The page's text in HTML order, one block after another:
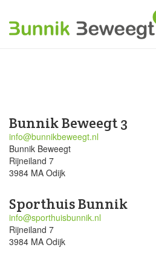
Bunnik Beweegt 3
info@bunnikbeweegt.nl
Bunnik Beweegt
Rijneiland 7
3984 MA Odijk
Sporthuis Bunnik
info@sporthuisbunnik.nl
Rijneiland 7
3984 MA Odijk